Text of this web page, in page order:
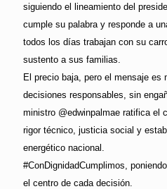
siguiendo el lineamiento del
cumple su palabra y responde a
todos los días trabajan con su
sustento a sus familias.
El precio baja, pero el mensaje es
decisiones responsables, sin
ministro @edwinpalmae ratifica el
rigor técnico, justicia social y
energético nacional.
#ConDignidadCumplimos,
el centro de cada decisión.